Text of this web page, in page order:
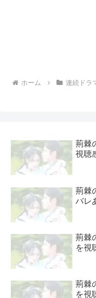
ホーム 連続ドラ
荊棘
視聴
荊棘
バレ
荊棘
を視
荊棘
を視